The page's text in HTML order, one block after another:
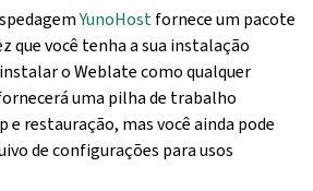
YunoHostfornece um pacote
que você tenha a sua instalação
o Weblate como qualquer
uma pilha de trabalho
restauração, mas você ainda pode
de configurações para usos